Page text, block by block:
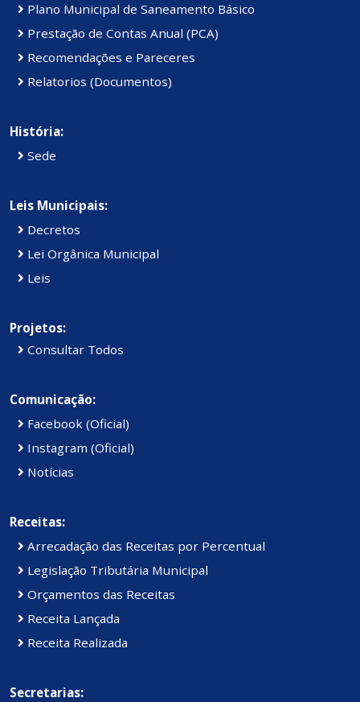
Plano Municipal de Saneamento Básico
Prestação de Contas Anual (PCA)
Recomendações e Pareceres
Relatorios (Documentos)
História:
Sede
Leis Municipais:
Decretos
Lei Orgânica Municipal
Leis
Projetos:
Consultar Todos
Comunicação:
Facebook (Oficial)
Instagram (Oficial)
Notícias
Receitas:
Arrecadação das Receitas por Percentual
Legislação Tributária Municipal
Orçamentos das Receitas
Receita Lançada
Receita Realizada
Secretarias: